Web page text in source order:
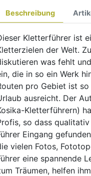
Beschreibung
Kletterführer ist
der Welt.
was fehlt
die in so ein Werk
pro Gebiet ist
ausreicht. Der
Kletterführern)
so dass
Eingang
vielen Fotos,
eine spannende
Träumen, helfen